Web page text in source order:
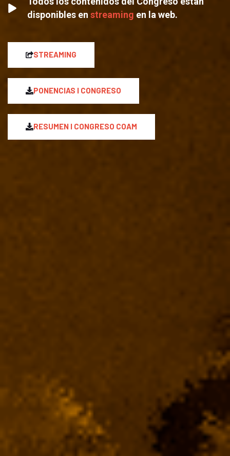
disponibles en streaming en la web.
STREAMING
PONENCIAS I CONGRESO
RESUMEN I CONGRESO COAM